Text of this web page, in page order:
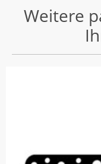
Weitere